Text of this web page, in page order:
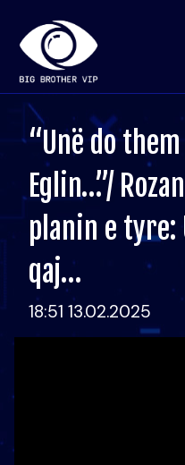
“Unë do
Eglin…”/
planin e tyre:
qaj…
18:51 13.02.2025